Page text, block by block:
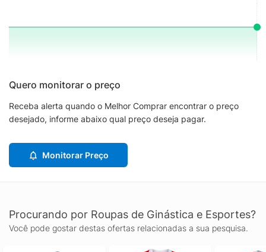
Quero monitorar o preço
Receba alerta quando o Melhor Comprar encontrar o preço
desejado, informe abaixo qual preço deseja pagar.
Monitorar Preço
Procurando por Roupas de Ginástica e Esportes?
Você pode gostar destas ofertas relacionadas a sua pesquisa.